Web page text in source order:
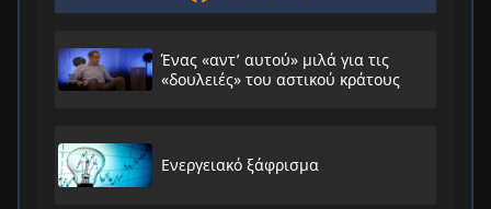
Ένας «αντ’ αυτού» μιλά για τις
«δουλειές» του αστικού κράτους
Ενεργειακό ξάφρισμα